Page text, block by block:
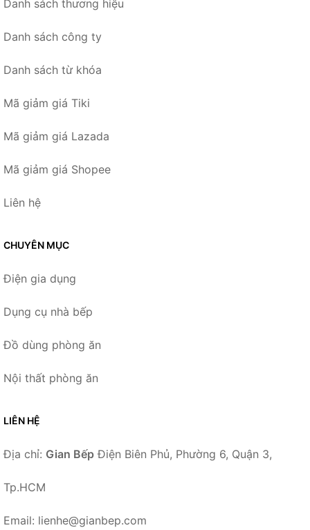
Danh sách thương hiệu
Danh sách công ty
Danh sách từ khóa
Mã giảm giá Tiki
Mã giảm giá Lazada
Mã giảm giá Shopee
Liên hệ
CHUYÊN MỤC
Điện gia dụng
Dụng cụ nhà bếp
Đồ dùng phòng ăn
Nội thất phòng ăn
LIÊN HỆ
Địa chỉ: Gian Bếp Điện Biên Phủ, Phường 6, Quận 3,
Tp.HCM
Email: lienhe@gianbep.com